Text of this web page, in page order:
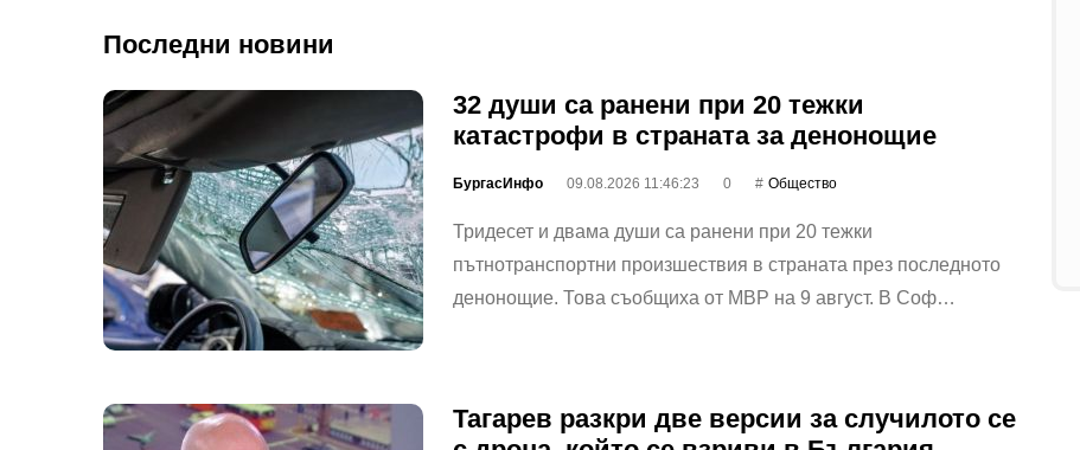
Последни новини
32 души са ранени при 20 тежки
катастрофи в страната за денонощие
БургасИнфо 09.08.2026 11:46:23 0 Общество
Тридесет и двама души са ранени при 20 тежки
пътнотранспортни произшествия в страната през последното
денонощие. Това съобщиха от МВР на 9 август. В Соф…
Тагарев разкри две версии за случилото се